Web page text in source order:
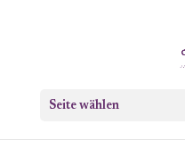
Seite wählen